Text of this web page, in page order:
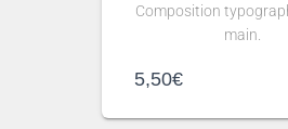
Composition
main.
5,50€